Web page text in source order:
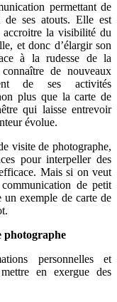
permettant de
de ses atouts. Elle est
accroitre la visibilité du
et donc d’élargir son
à la rudesse de la
de nouveaux
de ses activités
plus que la carte de
qui laisse entrevoir
évolue.
visite de photographe,
pour interpeller des
Mais si on veut
de petit
exemple de carte de
photographe
personnelles et
en exergue des